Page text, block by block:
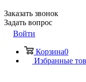
Заказать звонок
Задать вопрос
Войти
Корзина0
Избранные